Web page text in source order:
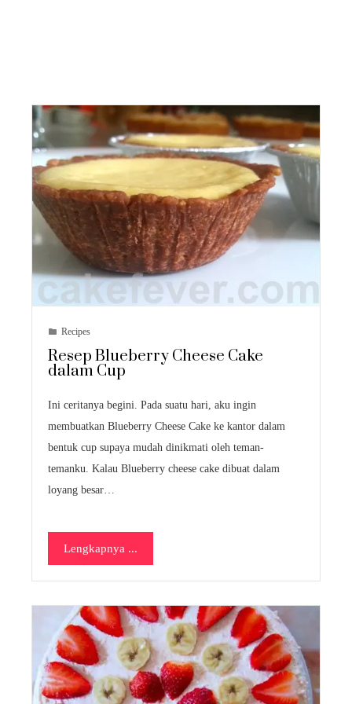
Recipes
Resep Blueberry Cheese Cake
dalam Cup
Ini ceritanya begini. Pada suatu hari, aku ingin
membuatkan Blueberry Cheese Cake ke kantor dalam
bentuk cup supaya mudah dinikmati oleh teman-
temanku. Kalau Blueberry cheese cake dibuat dalam
loyang besar…
Lengkapnya ...